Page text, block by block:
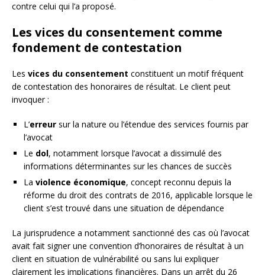
contre celui qui l’a proposé.
Les vices du consentement comme
fondement de contestation
Les vices du consentement constituent un motif fréquent
de contestation des honoraires de résultat. Le client peut
invoquer :
L’erreur sur la nature ou l’étendue des services fournis par
l’avocat
Le dol, notamment lorsque l’avocat a dissimulé des
informations déterminantes sur les chances de succès
La violence économique, concept reconnu depuis la
réforme du droit des contrats de 2016, applicable lorsque le
client s’est trouvé dans une situation de dépendance
La jurisprudence a notamment sanctionné des cas où l’avocat
avait fait signer une convention d’honoraires de résultat à un
client en situation de vulnérabilité ou sans lui expliquer
clairement les implications financières. Dans un arrêt du 26